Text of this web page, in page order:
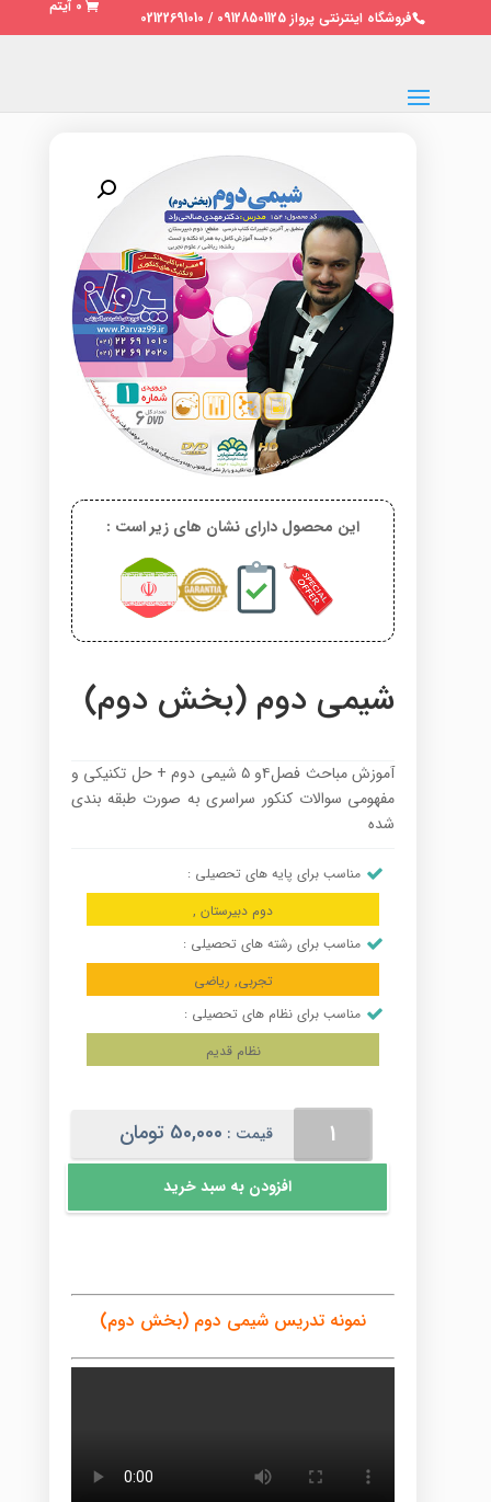
فروشگاه اینترنتی پرواز 09128501125 / 02122691010
0 آیتم
این محصول دارای نشان های زیر است :
شیمی دوم (بخش دوم)
آموزش مباحث فصل۴و ۵ شیمی دوم + حل تکنیکی و
مفهومی سوالات کنکور سراسری به صورت طبقه بندی
شده
مناسب برای پایه های تحصیلی :
دوم دبیرستان ,
مناسب برای رشته های تحصیلی :
تجربی, ریاضی
مناسب برای نظام های تحصیلی :
نظام قدیم
(بخش
عدد
قیمت : 50,000 تومان
افزودن به سبد خرید
نمونه تدریس شیمی دوم (بخش دوم)